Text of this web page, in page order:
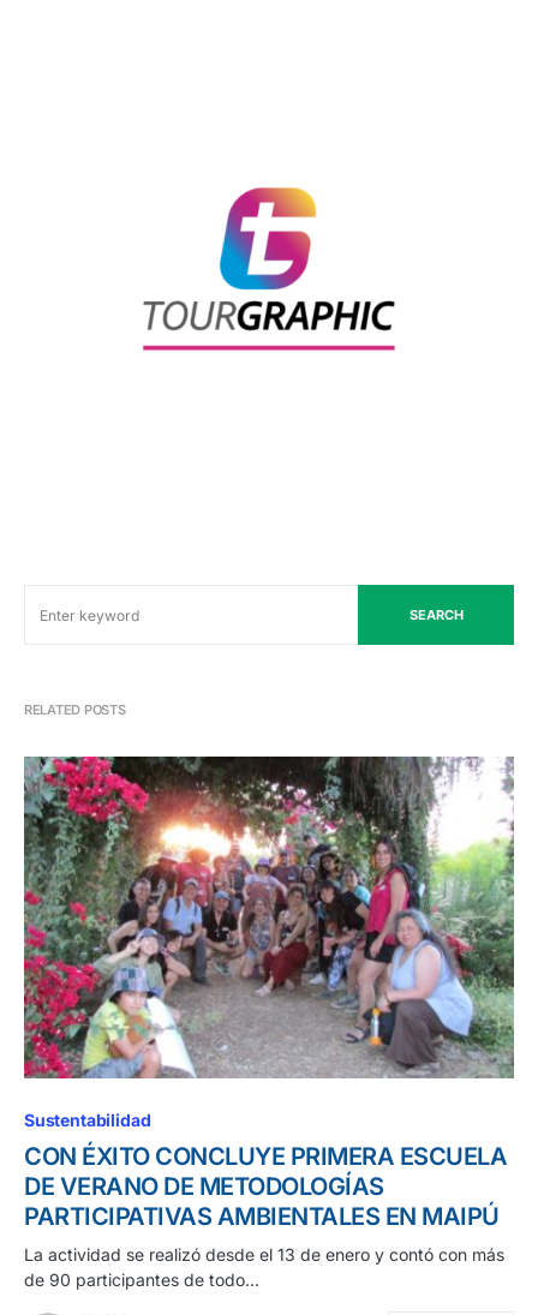
SEARCH
RELATED POSTS
Sustentabilidad
CON ÉXITO CONCLUYE PRIMERA ESCUELA
DE VERANO DE METODOLOGÍAS
PARTICIPATIVAS AMBIENTALES EN MAIPÚ
La actividad se realizó desde el 13 de enero y contó con más
de 90 participantes de todo…